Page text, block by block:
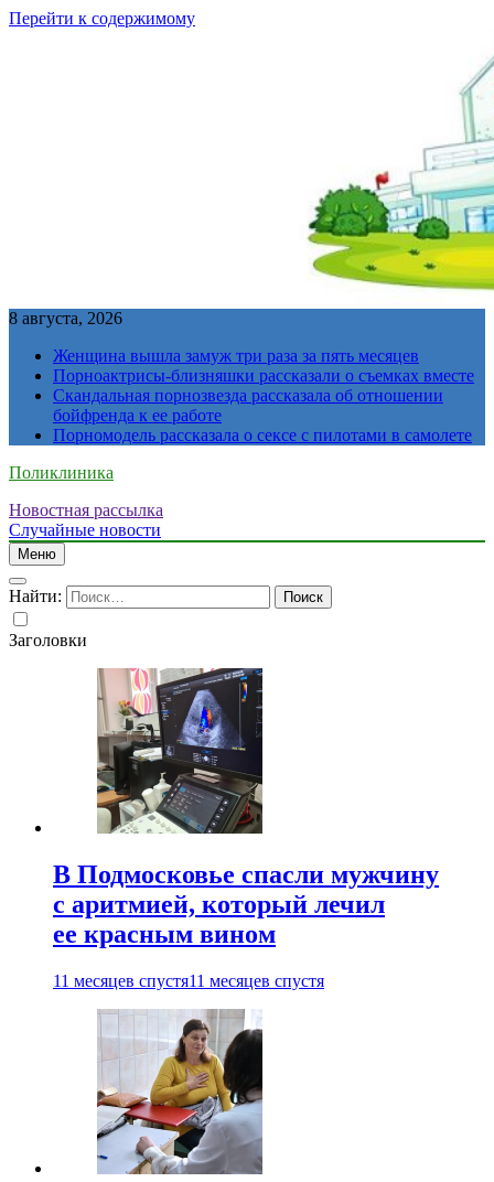
Перейти к содержимому
8 августа, 2026
Женщина вышла замуж три раза за пять месяцев
Порноактрисы-близняшки рассказали о съемках вместе
Скандальная порнозвезда рассказала об отношении
бойфренда к ее работе
Порномодель рассказала о сексе с пилотами в самолете
Поликлиника
Новостная рассылка
Случайные новости
Меню
Найти:
Заголовки
В Подмосковье спасли мужчину
с аритмией, который лечил
ее красным вином
11 месяцев спустя11 месяцев спустя